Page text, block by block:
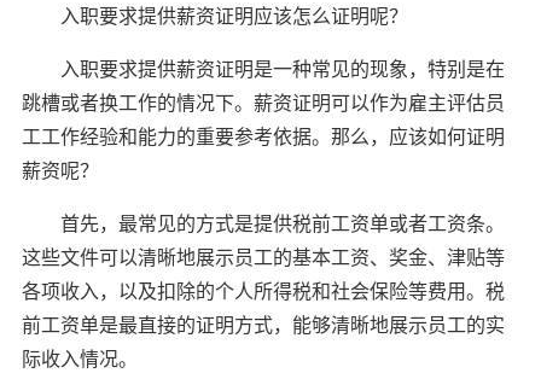
入职要求提供薪资证明应该怎么证明呢？
入职要求提供薪资证明是一种常见的现象，特别是在
跳槽或者换工作的情况下。薪资证明可以作为雇主评估员
工工作经验和能力的重要参考依据。那么，应该如何证明
薪资呢？
首先，最常见的方式是提供税前工资单或者工资条。
这些文件可以清晰地展示员工的基本工资、奖金、津贴等
各项收入，以及扣除的个人所得税和社会保险等费用。税
前工资单是最直接的证明方式，能够清晰地展示员工的实
际收入情况。